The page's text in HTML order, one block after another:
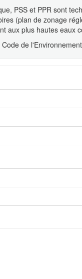
PSS et PPR sont
(plan de zonage
aux plus hautes eaux
de